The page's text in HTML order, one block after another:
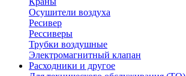
Осушители воздуха
Ресивер
Рессиверы
Трубки воздушные
Электромагнитный клапан
Расходники и другое